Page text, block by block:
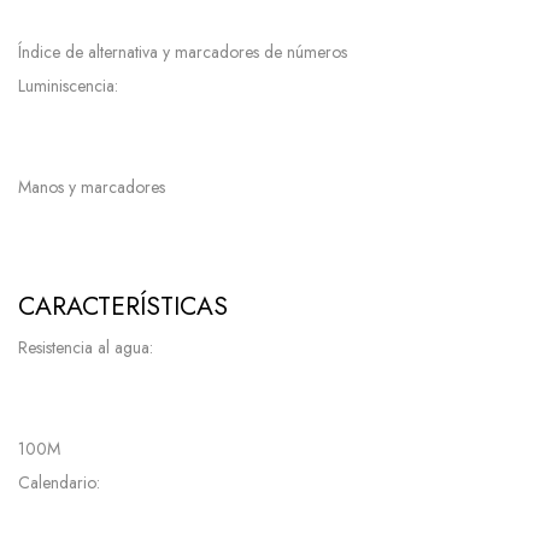
Índice de alternativa y marcadores de números
Luminiscencia:
Manos y marcadores
CARACTERÍSTICAS
Resistencia al agua:
100M
Calendario: